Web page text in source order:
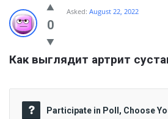
0
Asked: August 22, 2022
Как выглядит артрит
Participate in Poll, Choose